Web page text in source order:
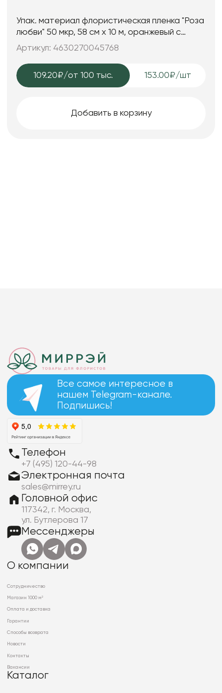
Упак. материал флористическая пленка "Роза
любви" 50 мкр, 58 см х 10 м, оранжевый с
синим
Артикул: 4630270045768
109.20₽/от 100 тыс. 153.00₽/шт
Добавить в корзину
Все самое интересное в
нашем Telegram-канале.
Подпишись!
Телефон
+7 (495) 120-44-98
Электронная почта
sales@mirrey.ru
Головной офис
117342, г. Москва,
ул. Бутлерова 17
Мессенджеры
О компании
Сотрудничество
Магазин 1000 м²
Оплата и доставка
Гарантии
Способы возврата
Новости
Контакты
Вакансии
Каталог